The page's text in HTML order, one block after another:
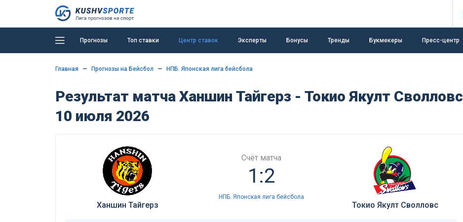
Прогнозы Топ ставки Центр ставок Эксперты Бонусы Тренды Букмекеры Пресс-центр
Главная Прогнозы на Бейсбол НПБ. Японская лига бейсбола
Результат матча Ханшин Тайгерз - Токио Якулт Сволловс
10 июля 2026
Ханшин Тайгерз
Счёт матча
1:2
НПБ. Японская лига бейсбола
Токио Якулт Сволловс